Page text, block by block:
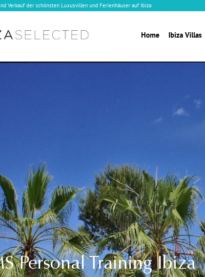
Verkauf der schönsten Luxusvillen und Ferienhäuser auf Ibiza
Home Ibiza Villas
Personal Training Ibiza